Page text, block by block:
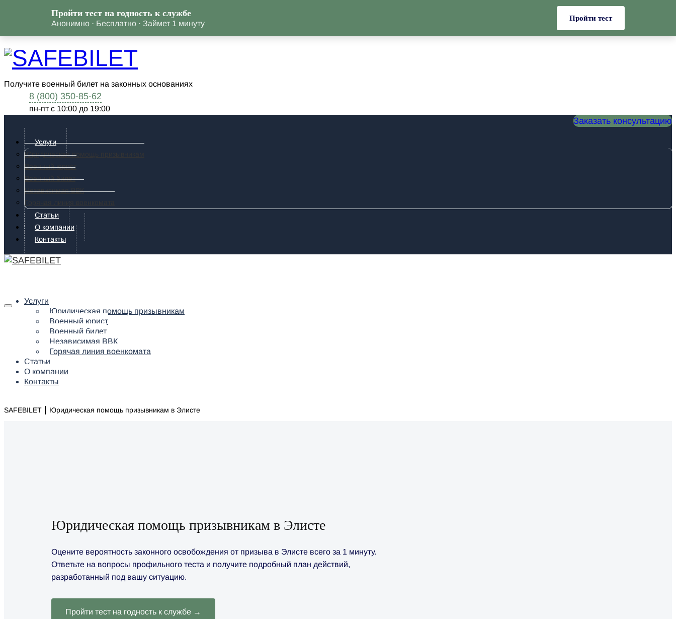
Получите военный билет на законных основаниях
8 (800) 350-85-62
пн-пт c 10:00 до 19:00
Заказать консультацию
Услуги
Юридическая помощь призывникам
Военный юрист
Военный билет
Независимая ВВК
Горячая линия военкомата
Статьи
О компании
Контакты
Услуги
Юридическая помощь призывникам
Военный юрист
Военный билет
Независимая ВВК
Горячая линия военкомата
Статьи
О компании
Контакты
SAFEBILET Юридическая помощь призывникам в Элисте
Юридическая помощь призывникам в Элисте
Оцените вероятность законного освобождения от призыва в Элисте всего за 1 минуту.
Ответьте на вопросы профильного теста и получите подробный план действий,
разработанный под вашу ситуацию.
Пройти тест на годность к службе →
Пройти тест на годность к службе
Анонимно · Бесплатно · Займет 1 минуту
Пройти тест